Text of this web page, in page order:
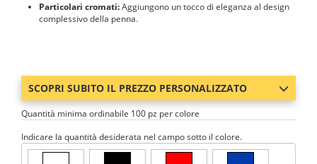
Particolari cromati:Aggiungono un tocco di eleganza al design
complessivo della penna.
SCOPRI SUBITO IL PREZZO PERSONALIZZATO
Quantità minima ordinabile 100 pz per colore
Indicare la quantità desiderata nel campo sotto il colore.